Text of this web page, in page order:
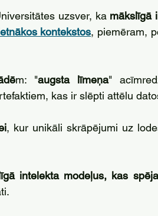
uzsver, ka mākslīgā
kontekstos, piemēram,
m: "augsta līmeņa"
kas ir slēpti attēlu
, kur unikāli skrāpējumi uz
intelekta modeļus, kas